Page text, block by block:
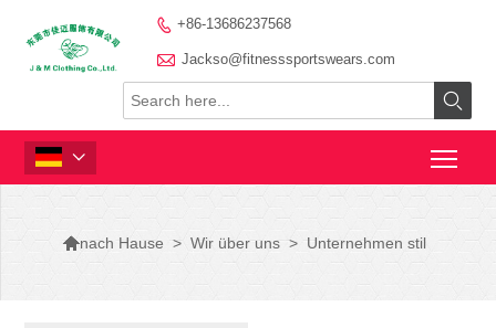
 +86-13686237568
 Jackso@fitnesssportswears.com


nach Hause > Wir über uns > Unternehmen stil